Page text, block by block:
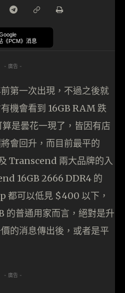
《PCM》消息
- 廣告 -
第一次出現，不過之後就
機會看到 16GB RAM 跌
是曇花一現了，皆因有店
會回升，而目前最平的
Transcend 兩大品牌的入
16GB 2666 DDR4 的
可以低見 $400 以下，
的普通用家而言，絕對是升
的消息傳出後，或者是平
- 廣告 -